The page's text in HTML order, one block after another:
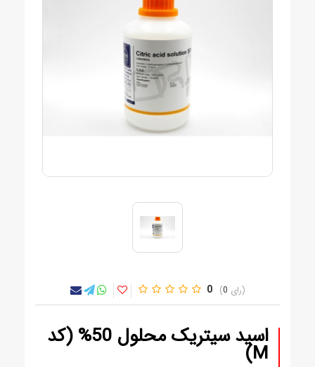
0 0
اسید سیتریک محلول 50% (کد
M)